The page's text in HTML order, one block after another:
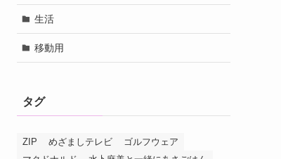
生活
移動用
タグ
ZIP めざましテレビ
ゴルフウェア